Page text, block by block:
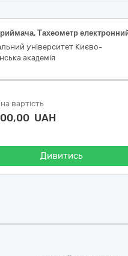
університет Києво-
академія
вартість
UAH
Дивитись